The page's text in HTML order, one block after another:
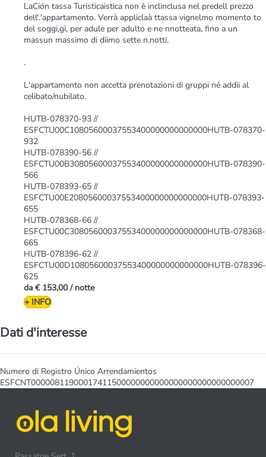
LaCión tassa Turisticaistica non è inclinclusa nel predell prezzo
dell'.'appartamento. Verrà appliclaà ttassa vignelmo momento to
del soggi,gi, per adule per adulto e ne nnotteata, fino a un
massun massimo di diimo sette n.notti.
.
L'appartamento non accetta prenotazioni di gruppi né addii al
celibato/nubilato.
HUTB-078370-93 //
ESFCTU00C10805600037553400000000000000HUTB-078370-
932
HUTB-078390-56 //
ESFCTU00B30805600037553400000000000000HUTB-078390-
566
HUTB-078393-65 //
ESFCTU00E20805600037553400000000000000HUTB-078393-
655
HUTB-078368-66 //
ESFCTU00C30805600037553400000000000000HUTB-078368-
665
HUTB-078396-62 //
ESFCTU00D10805600037553400000000000000HUTB-078396-
625
da € 153,00 / notte
+ INFO
Dati d'interesse
Numero di Registro Único Arrendamientos
ESFCNT00000811900017411500000000000000000000000000007